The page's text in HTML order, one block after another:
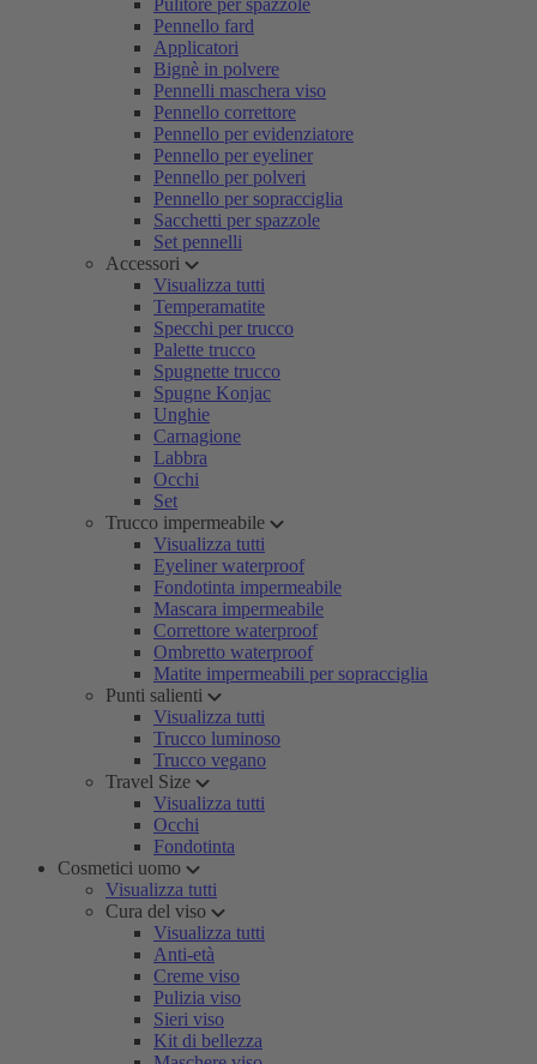
Pulitore per spazzole
Pennello fard
Applicatori
Bignè in polvere
Pennelli maschera viso
Pennello correttore
Pennello per evidenziatore
Pennello per eyeliner
Pennello per polveri
Pennello per sopracciglia
Sacchetti per spazzole
Set pennelli
Accessori
Visualizza tutti
Temperamatite
Specchi per trucco
Palette trucco
Spugnette trucco
Spugne Konjac
Unghie
Carnagione
Labbra
Occhi
Set
Trucco impermeabile
Visualizza tutti
Eyeliner waterproof
Fondotinta impermeabile
Mascara impermeabile
Correttore waterproof
Ombretto waterproof
Matite impermeabili per sopracciglia
Punti salienti
Visualizza tutti
Trucco luminoso
Trucco vegano
Travel Size
Visualizza tutti
Occhi
Fondotinta
Cosmetici uomo
Visualizza tutti
Cura del viso
Visualizza tutti
Anti-età
Creme viso
Pulizia viso
Sieri viso
Kit di bellezza